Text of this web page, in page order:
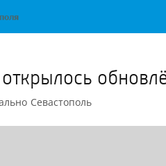
Севастополь